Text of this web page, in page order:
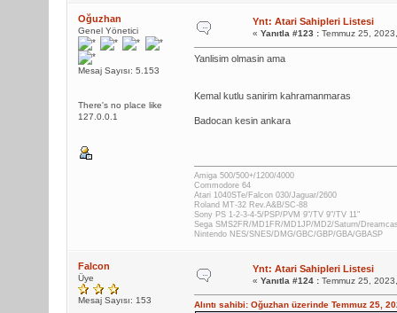
Oğuzhan
Genel Yönetici
Mesaj Sayısı: 5.153
There's no place like
127.0.0.1
Ynt: Atari Sahipleri Listesi
« Yanıtla #123 :Temmuz 25,
Yanlisim olmasin ama
Kemal kutlu sanirim kahramanmaras
Badocan kesin ankara
Amiga 500/500+/1200/4000
Commodore 64
Atari 1040STe/Falcon 030/Jaguar/2600
Roland MT-32 Rev.A&B/SC-88
Sony PS 1-2-3-4-5/PSP/PVM 9"/TV 9"/TV 11"
Sega SMS2FR/MD1FR/MD1JP/MD2/Saturn/
Nintendo NES/SNES/DMG/GBC/GBP/GBA/GBASP
Falcon
Üye
Mesaj Sayısı: 153
Ynt: Atari Sahipleri Listesi
« Yanıtla #124 :Temmuz 25,
Alıntı sahibi: Oğuzhan üzerinde Temmuz 25,